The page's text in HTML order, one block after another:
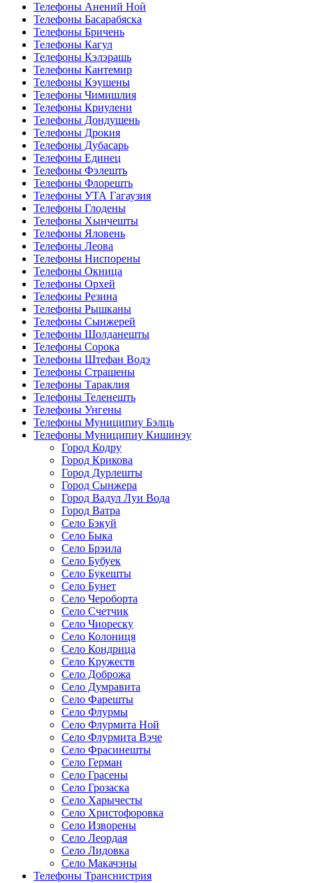
Телефоны Анений Ноӣ
Телефоны Басарабяска
Телефоны Бричень
Телефоны Кагул
Телефоны Кэлэрашь
Телефоны Кантемир
Телефоны Кэушены
Телефоны Чимишлия
Телефоны Криулени
Телефоны Дондушень
Телефоны Дрокия
Телефоны Дубасарь
Телефоны Единец
Телефоны Фэлешть
Телефоны Флорешть
Телефоны УТА Гагаузия
Телефоны Глодены
Телефоны Хынчешты
Телефоны Яловень
Телефоны Леова
Телефоны Ниспорены
Телефоны Окница
Телефоны Орхей
Телефоны Резина
Телефоны Рышканы
Телефоны Сынжерей
Телефоны Шолданешты
Телефоны Сорока
Телефоны Штефан Водэ
Телефоны Страшены
Телефоны Тараклия
Телефоны Теленешть
Телефоны Унгены
Телефоны Муниципиу Бэлць
Телефоны Муниципиу Кишинэу
Город Кодру
Город Крикова
Город Дурлешты
Город Сынжера
Город Вадул Луи Вода
Город Ватра
Село Бэкуй
Село Быка
Село Брэила
Село Бубуек
Село Букешты
Село Бунет
Село Чероборта
Село Счетчик
Село Чиореску
Село Колониця
Село Кондрица
Село Кружеств
Село Доброжа
Село Думравита
Село Фарешты
Село Флурмы
Село Флурмита Ной
Село Флурмита Вэче
Село Фрасинешты
Село Герман
Село Грасены
Село Грозаска
Село Харычесты
Село Христофоровка
Село Изворены
Село Леордая
Село Лидовка
Село Макачэны
Телефоны Транснистрия